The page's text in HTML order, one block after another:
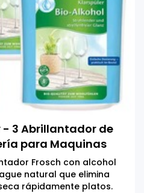
3 Abrillantador de
para Maquinas
750 ML
Frosch con alcohol
natural que elimina
rápidamente platos.